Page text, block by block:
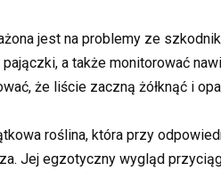
jest na problemy ze
a także monitorować
że liście zaczną żółknąć i
roślina, która przy
Jej egzotyczny wygląd